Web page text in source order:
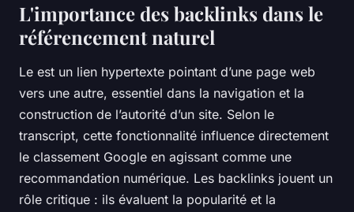
L'importance des backlinks dans le
référencement naturel
Le est un lien hypertexte pointant d’une page web
vers une autre, essentiel dans la navigation et la
construction de l’autorité d’un site. Selon le
transcript, cette fonctionnalité influence directement
le classement Google en agissant comme une
recommandation numérique. Les backlinks jouent un
rôle critique : ils évaluent la popularité et la